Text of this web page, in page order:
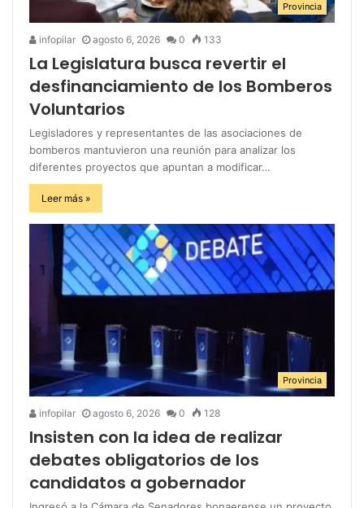
Provincia
infopilar agosto 6, 2026 0 133
La Legislatura busca revertir el
desfinanciamiento de los Bomberos
Voluntarios
Legisladores y representantes de las asociaciones de
bomberos mantuvieron una reunión para analizar los
diferentes proyectos que apuntan a modificar…
Leer más »
Provincia
infopilar agosto 6, 2026 0 128
Insisten con la idea de realizar
debates obligatorios de los
candidatos a gobernador